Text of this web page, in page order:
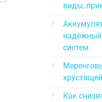
виды,
надёжный
систем
Как